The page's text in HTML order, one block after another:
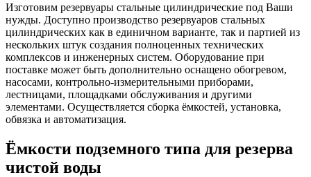
Изготовим резервуары стальные цилиндрические под Ваши
нужды. Доступно производство резервуаров стальных
цилиндрических как в единичном варианте, так и партией из
нескольких штук создания полноценных технических
комплексов и инженерных систем. Оборудование при
поставке может быть дополнительно оснащено обогревом,
насосами, контрольно-измерительными приборами,
лестницами, площадками обслуживания и другими
элементами. Осуществляется сборка ёмкостей, установка,
обвязка и автоматизация.
Ёмкости подземного типа для резерва
чистой воды